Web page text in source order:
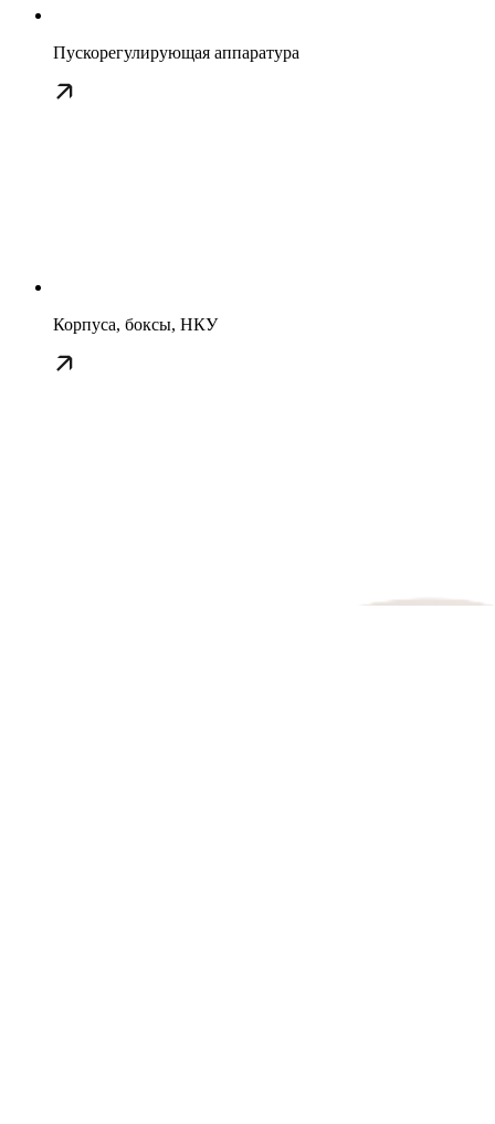
Пускорегулирующая аппаратура
Корпуса, боксы, НКУ